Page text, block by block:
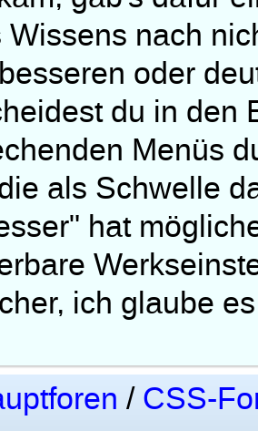
Wissens nach
oder
du in den
Menüs
als Schwelle
hat
ich glaube
/ CSS-